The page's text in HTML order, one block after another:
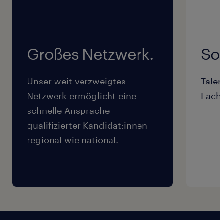
Großes Netzwerk.
Unser weit verzweigtes
Netzwerk ermöglicht eine
schnelle Ansprache
qualifizierter Kandidat:innen –
regional wie national.